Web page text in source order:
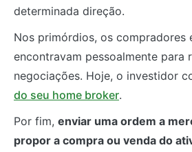
determinada direção.
Nos primórdios, os compradores
encontravam pessoalmente para
negociações. Hoje, o investidor
do seu home broker.
Por fim, enviar uma ordem a
propor a compra ou venda do